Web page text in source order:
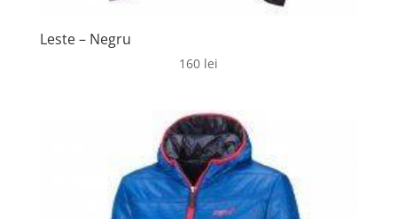
Leste – Negru
160 lei